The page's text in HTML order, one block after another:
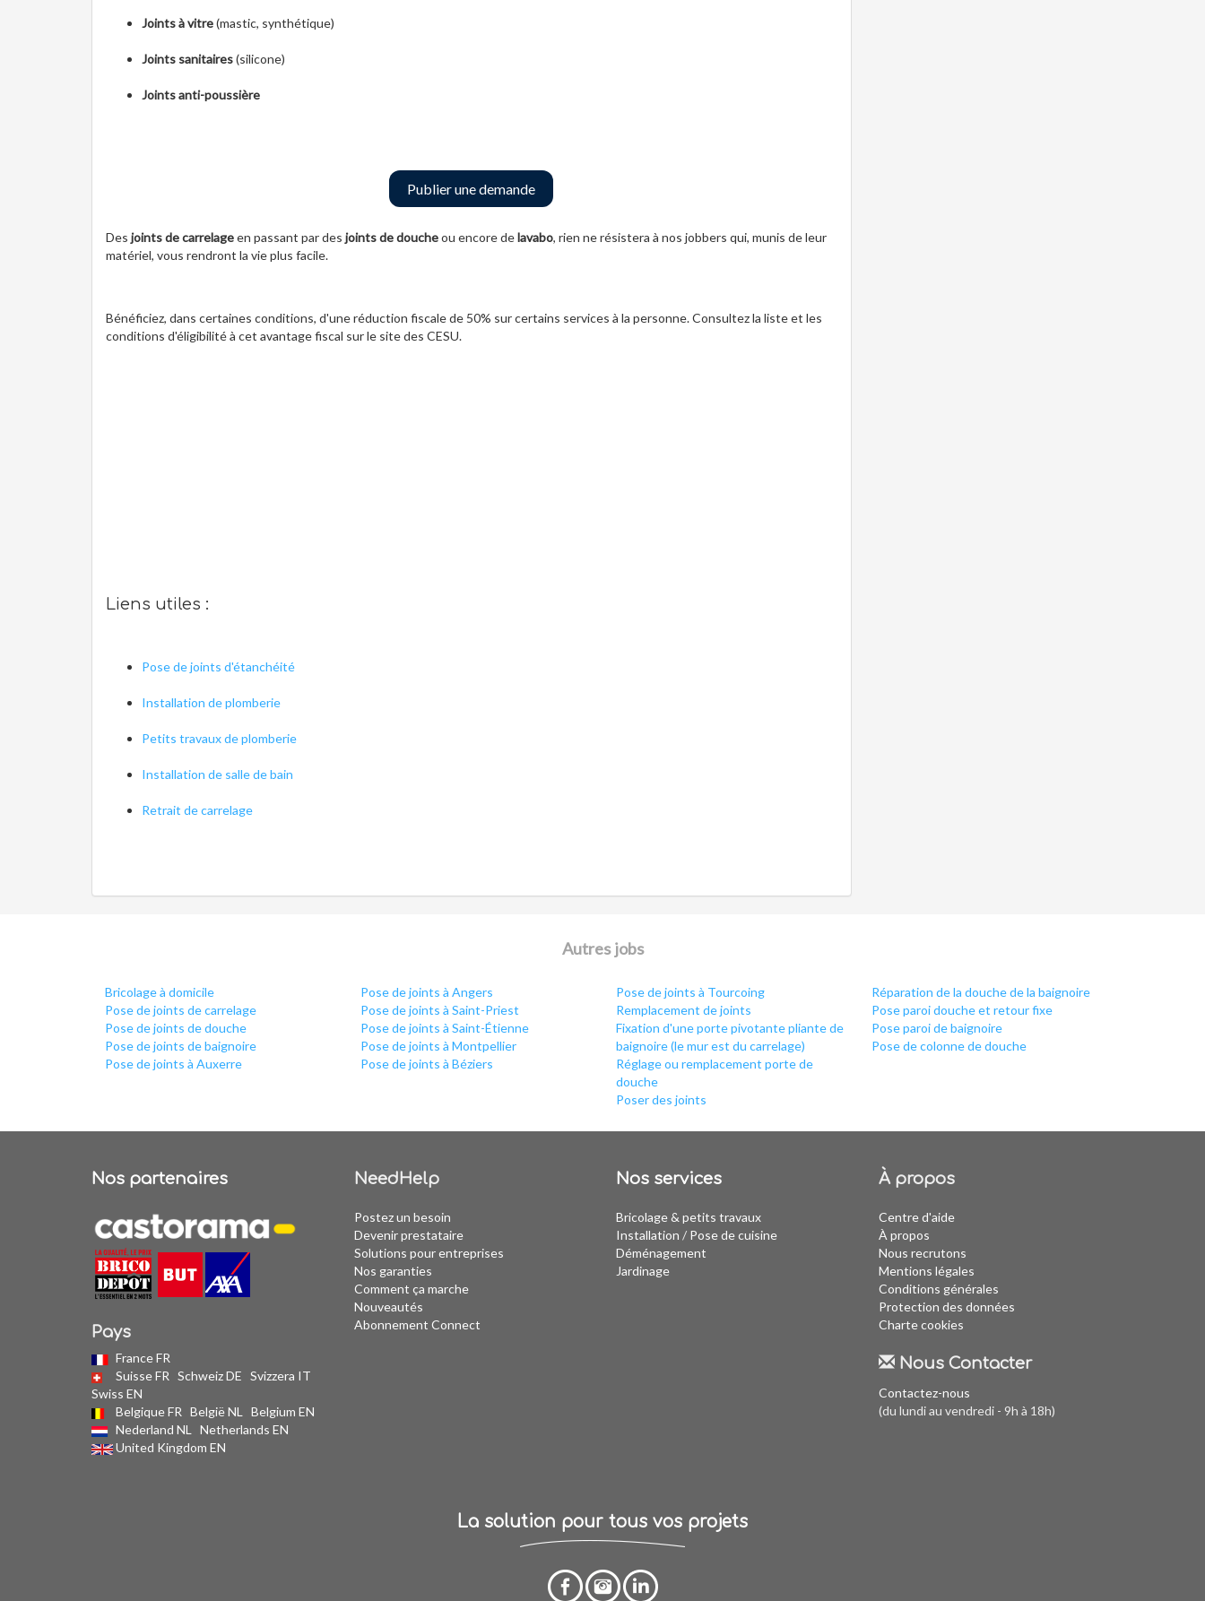
Joints à vitre(mastic, synthétique)
Joints sanitaires(silicone)
Joints anti-poussière
Publier une demande
Des joints de carrelageen passant par des joints de doucheou encore delavabo, rien ne résistera à nos jobbers qui, munis de leur
matériel, vous rendront la vie plus facile.
Bénéficiez, dans certaines conditions, d'une réduction fiscale de 50% sur certains services à la personne. Consultez la liste et les
conditions d'éligibilité à cet avantage fiscal sur le site des CESU.
Liens utiles :
Pose de joints d'étanchéité
Installation de plomberie
Petits travaux de plomberie
Installation de salle de bain
Retrait de carrelage
Autres jobs
Bricolage à domicile
Pose de joints de carrelage
Pose de joints de douche
Pose de joints de baignoire
Pose de joints à Auxerre
Pose de joints à Angers
Pose de joints à Saint-Priest
Pose de joints à Saint-Étienne
Pose de joints à Montpellier
Pose de joints à Béziers
Pose de joints à Tourcoing
Remplacement de joints
Fixation d'une porte pivotante pliante de
baignoire (le mur est du carrelage)
Réglage ou remplacement porte de
douche
Poser des joints
Réparation de la douche de la baignoire
Pose paroi douche et retour fixe
Pose paroi de baignoire
Pose de colonne de douche
Nos partenaires
Pays
France FR
Suisse FR Schweiz DE Svizzera IT
Swiss EN
Belgique FR België NL
Belgium EN
Nederland NL
Netherlands EN
United Kingdom EN
NeedHelp
Postez un besoin
Devenir prestataire
Solutions pour entreprises
Nos garanties
Comment ça marche
Nouveautés
Abonnement Connect
Nos services
Bricolage & petits travaux
Installation / Pose de cuisine
Déménagement
Jardinage
À propos
Centre d'aide
À propos
Nous recrutons
Mentions légales
Conditions générales
Protection des données
Charte cookies
Nous Contacter
Contactez-nous
(du lundi au vendredi - 9h à 18h)
La solution pour tous vos projets